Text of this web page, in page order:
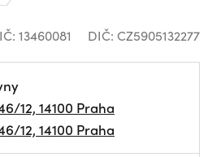
IČ: 13460081 DIČ: CZ5905132277
12, 14100 Praha
12, 14100 Praha